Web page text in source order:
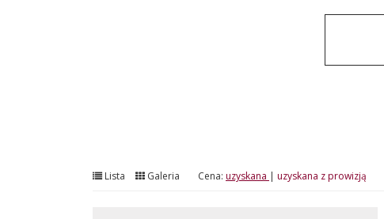
Lista Galeria Cena: uzyskana | uzyskana z prowizją